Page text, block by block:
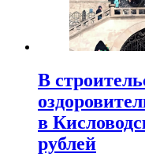
В
в
рублей